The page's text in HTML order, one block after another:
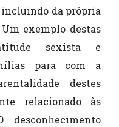
incluindo da própria
exemplo destas
sexista e
para com a
destes
relacionado às
desconhecimento